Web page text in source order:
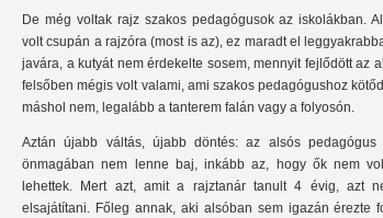
De még voltak rajz szakos pedagógusok az iskolákban.
volt csupán a rajzóra (most is az), ez maradt el
javára, a kutyát nem érdekelte sosem, mennyit fejlődött az
felsőben mégis volt valami, ami szakos pedagógushoz
máshol nem, legalább a tanterem falán vagy a folyosón.
Aztán újabb váltás, újabb döntés: az alsós pedagógus
önmagában nem lenne baj, inkább az, hogy ők nem
lehettek. Mert azt, amit a rajztanár tanult 4 évig, azt
elsajátítani. Főleg annak, aki alsóban sem igazán érezte